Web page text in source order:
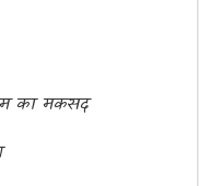
का मकसद